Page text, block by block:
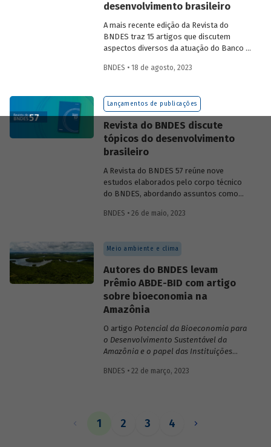
desenvolvimento brasileiro
A mais recente edição da Revista do
BNDES traz 15 artigos que discutem
aspectos diversos da atuação do Banco e
nacional.
BNDES • 18 de agosto, 2023
Lançamentos de publicações
Revista do BNDES discute
tópicos do desenvolvimento
brasileiro
A Revista do BNDES 57 reúne nove
estudos elaborados pelo corpo técnico
do BNDES, abordando assuntos como
saúde no território da Amazônia Legal,
BNDES • 26 de maio, 2023
Meio ambiente e clima
Autores do BNDES levam
Prêmio ABDE-BID com artigo
sobre bioeconomia na
Amazônia
O artigo Potencial da Bioeconomia para
o Desenvolvimento Sustentável da
Amazônia e o papel das Instituições
Leonardo Pamplona, Nabil Kadri e Julio
sustentável, inclusivo e inovativo” do
BNDES • 22 de março, 2023
1 2 3 4